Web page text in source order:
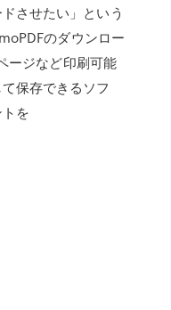
させたい」という
のダウンロー
ージなど印刷可能
保存できるソフ
を